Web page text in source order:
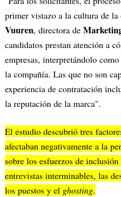
primer vistazo a la cultura de la
Vuuren, directora de
candidatos prestan atención a
empresas, interpretándolo
la compañía. Las que no son
experiencia de contratación
la reputación de la marca".
El estudio descubrió tres
afectaban negativamente a la
sobre los esfuerzos de
entrevistas interminables, las
los puestos y el ghosting.